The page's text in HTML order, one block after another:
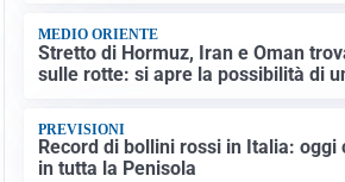
MEDIO ORIENTE
Stretto di Hormuz, Iran e Oman
sulle rotte: si apre la possibilità di
PREVISIONI
Record di bollini rossi in Italia: oggi
in tutta la Penisola